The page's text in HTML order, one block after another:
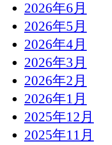
2026年6月
2026年5月
2026年4月
2026年3月
2026年2月
2026年1月
2025年12月
2025年11月